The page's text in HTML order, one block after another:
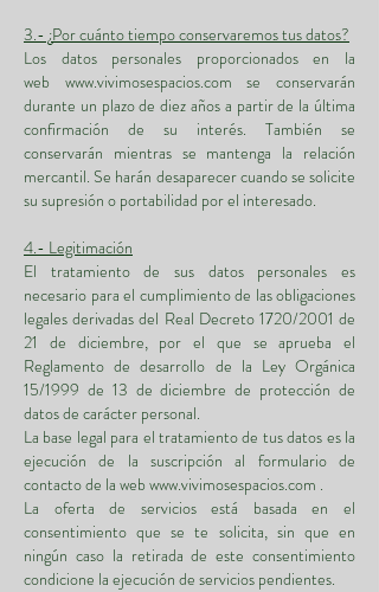
3.- ¿Por cuánto tiempo conservaremos tus datos?
Los datos personales proporcionados en la
web www.vivimosespacios.com se conservarán
durante un plazo de diez años a partir de la última
confirmación de su interés. También se
conservarán mientras se mantenga la relación
mercantil. Se harán desaparecer cuando se solicite
su supresión o portabilidad por el interesado.
4.- Legitimación
El tratamiento de sus datos personales es
necesario para el cumplimiento de las obligaciones
legales derivadas del Real Decreto 1720/2001 de
21 de diciembre, por el que se aprueba el
Reglamento de desarrollo de la Ley Orgánica
15/1999 de 13 de diciembre de protección de
datos de carácter personal.
La base legal para el tratamiento de tus datos es la
ejecución de la suscripción al formulario de
contacto de la web www.vivimosespacios.com .
La oferta de servicios está basada en el
consentimiento que se te solicita, sin que en
ningún caso la retirada de este consentimiento
condicione la ejecución de servicios pendientes.